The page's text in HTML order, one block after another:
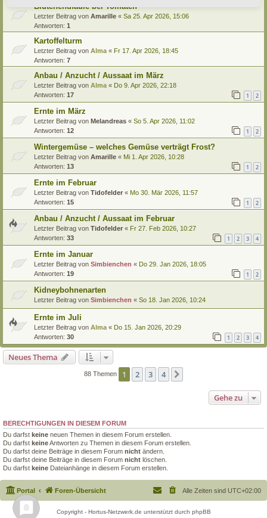
Blütenendfäule bei Tomaten
Letzter Beitrag von Amarille « Sa 25. Apr 2026, 15:06
Antworten: 1
Kartoffelturm
Letzter Beitrag von Alma « Fr 17. Apr 2026, 18:45
Antworten: 7
Anbau / Anzucht / Aussaat im März
Letzter Beitrag von Alma « Do 9. Apr 2026, 22:18
Antworten: 17 1 2
Ernte im März
Letzter Beitrag von Melandreas « So 5. Apr 2026, 11:02
Antworten: 12 1 2
Wintergemüse – welches Gemüse verträgt Frost?
Letzter Beitrag von Amarille « Mi 1. Apr 2026, 10:28
Antworten: 13 1 2
Ernte im Februar
Letzter Beitrag von Tidofelder « Mo 30. Mär 2026, 11:57
Antworten: 15 1 2
Anbau / Anzucht / Aussaat im Februar
Letzter Beitrag von Tidofelder « Fr 27. Feb 2026, 10:27
Antworten: 33 1 2 3 4
Ernte im Januar
Letzter Beitrag von Simbienchen « Do 29. Jan 2026, 18:05
Antworten: 19 1 2
Kidneybohnenarten
Letzter Beitrag von Simbienchen « So 18. Jan 2026, 10:24
Ernte im Juli
Letzter Beitrag von Alma « Do 15. Jan 2026, 20:29
Antworten: 30 1 2 3 4
Neues Thema
88 Themen 1 2 3 4
Gehe zu
BERECHTIGUNGEN IN DIESEM FORUM
Du darfst keine neuen Themen in diesem Forum erstellen.
Du darfst keineAntworten zu Themen in diesem Forum erstellen.
Du darfst deine Beiträge in diesem Forum nicht ändern.
Du darfst deine Beiträge in diesem Forum nicht löschen.
Du darfst keine Dateianhänge in diesem Forum erstellen.
Portal Foren-Übersicht Alle Zeiten sind UTC+02:00
Copyright - Hortus-Netzwerk.de unterstützt durch phpBB